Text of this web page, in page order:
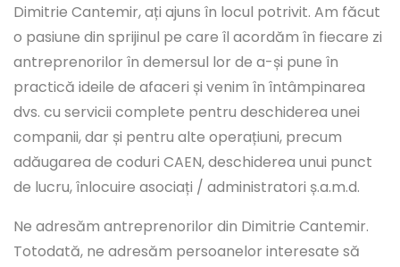
Dimitrie Cantemir, ați ajuns în locul potrivit. Am făcut
o pasiune din sprijinul pe care îl acordăm în fiecare zi
antreprenorilor în demersul lor de a-și pune în
practică ideile de afaceri și venim în întâmpinarea
dvs. cu servicii complete pentru deschiderea unei
companii, dar și pentru alte operațiuni, precum
adăugarea de coduri CAEN, deschiderea unui punct
de lucru, înlocuire asociați / administratori ș.a.m.d.
Ne adresăm antreprenorilor din Dimitrie Cantemir.
Totodată, ne adresăm persoanelor interesate să